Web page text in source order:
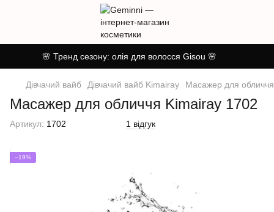
🌸 Тренд сезону: олія для волосся Gisou 🌸
Дівчачий вайб Дівчачий вайб Kimairay Масажер для
Масажер для обличчя Kimairay 1702
Артикул: 1702 1 відгук
−19%